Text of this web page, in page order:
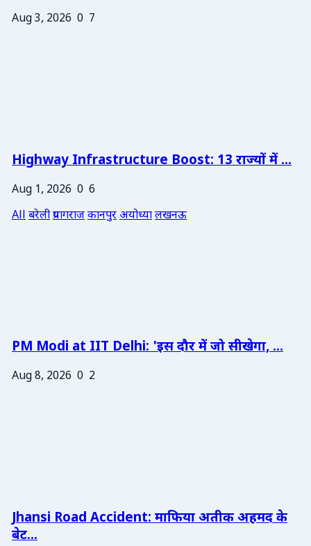
Aug 3, 2026 0 7
Highway Infrastructure Boost: 13 राज्यों में ...
Aug 1, 2026 0 6
Allबरेलीप्रयागराजकानपुरअयोध्यालखनऊ
PM Modi at IIT Delhi: 'इस दौर में जो सीखेगा, ...
Aug 8, 2026 0 2
Jhansi Road Accident: माफिया अतीक अहमद के
बेट...